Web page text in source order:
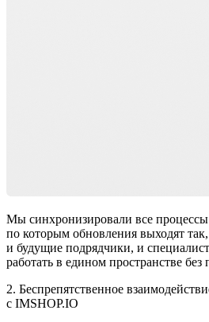
Мы синхронизировали все
по которым обновления выходят
и будущие подрядчики, и
работать в едином пространстве
2. Беспрепятственное
с IMSHOP.IO